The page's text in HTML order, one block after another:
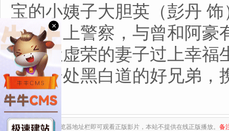
宝的小姨子大胆英（彭丹
阿乐当上警察，与曾和阿豪
为了让虚荣的妻子过上幸
两个分处黑白道的好兄弟，
下……
复制下列地址至浏览器地址栏即可观看正版影片，本站不提供在线正版播放。 备
×